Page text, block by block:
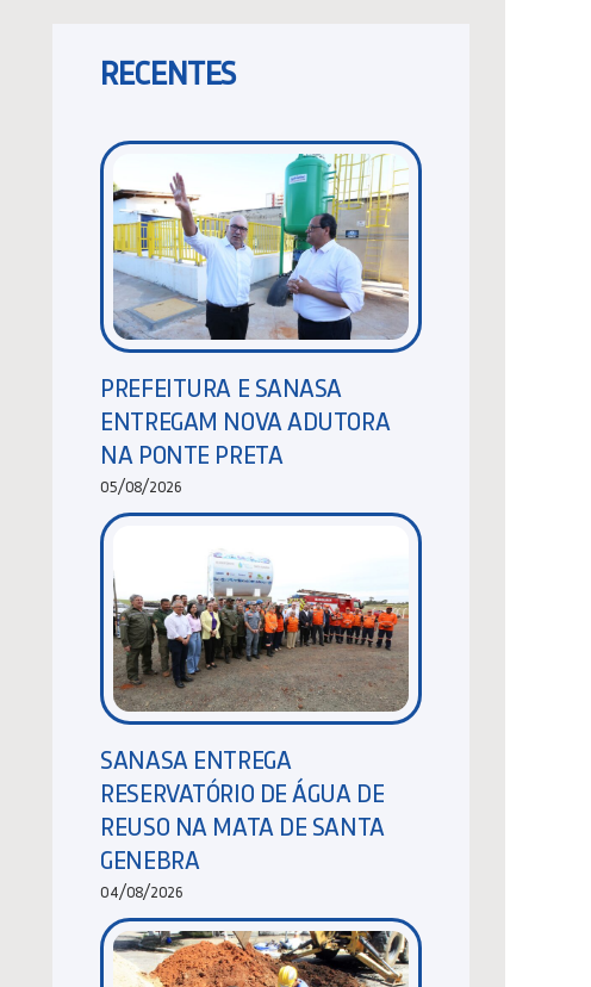
RECENTES
PREFEITURA E SANASA
ENTREGAM NOVA ADUTORA
NA PONTE PRETA
05/08/2026
SANASA ENTREGA
RESERVATÓRIO DE ÁGUA DE
REUSO NA MATA DE SANTA
GENEBRA
04/08/2026